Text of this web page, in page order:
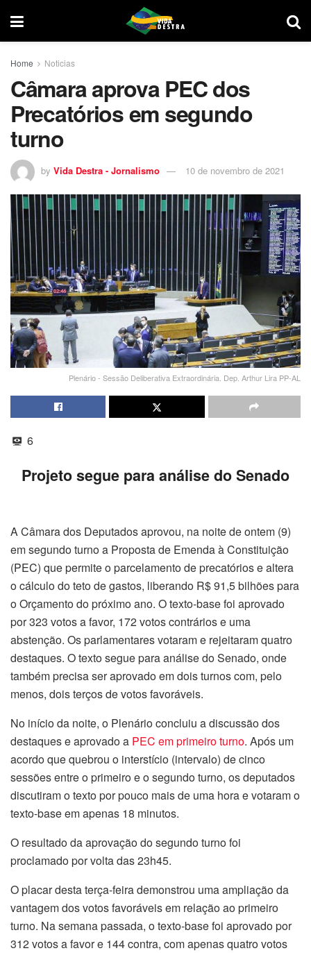
Home Noticias
Câmara aprova PEC dos
Precatórios em segundo
turno
by Vida Destra - Jornalismo 10 de novembro de 2021
Plenário - Sessão Deliberativa Extraordinária. Dep. Arthur Lira PP-AL
6
Projeto segue para análise do Senado
A Câmara dos Deputados aprovou, na noite de ontem (9)
em segundo turno a Proposta de Emenda à Constituição
(PEC) que permite o parcelamento de precatórios e altera
o cálculo do teto de gastos, liberando R$ 91,5 bilhões para
o Orçamento do próximo ano. O texto-base foi aprovado
por 323 votos a favor, 172 votos contrários e uma
abstenção. Os parlamentares votaram e rejeitaram quatro
destaques. O texto segue para análise do Senado, onde
também precisa ser aprovado em dois turnos com, pelo
menos, dois terços de votos favoráveis.
No início da noite, o Plenário concluiu a discussão dos
destaques e aprovado a PEC em primeiro turno. Após um
acordo que quebrou o interstício (intervalo) de cinco
sessões entre o primeiro e o segundo turno, os deputados
discutiram o texto por pouco mais de uma hora e votaram o
texto-base em apenas 18 minutos.
O resultado da aprovação do segundo turno foi
proclamado por volta das 23h45.
O placar desta terça-feira demonstrou uma ampliação da
vantagem dos votos favoráveis em relação ao primeiro
turno. Na semana passada, o texto-base foi aprovado por
312 votos a favor e 144 contra, com apenas quatro votos